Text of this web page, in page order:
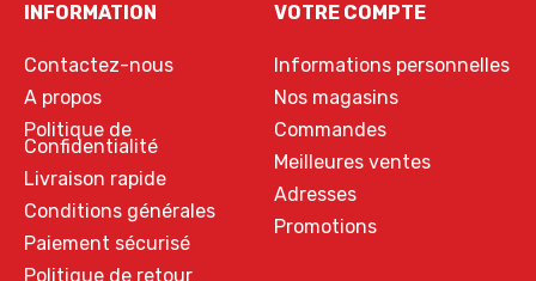
INFORMATION
Contactez-nous
A propos
Politique de
Confidentialité
Livraison rapide
Conditions générales
Paiement sécurisé
Politique de retour
VOTRE COMPTE
Informations personnelles
Nos magasins
Commandes
Meilleures ventes
Adresses
Promotions